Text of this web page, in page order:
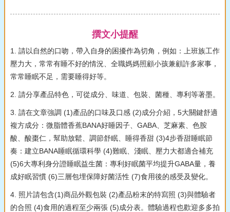
撰文小提醒
1. 請以自然的口吻，帶入自身的困擾作為切角，例如：上班族工作
壓力大，常常有睡不好的情況、全職媽媽照顧小孩兼顧許多家事，
常常睡眠不足，需要睡得好等。
2. 請分享產品特色，可從成分、味道、包裝、菌種、專利等著墨。
3. 請在文章強調 (1)產品的口味及口感 (2)成分介紹，5大關鍵舒適
複方成分：微脂體香蕉BANA好睡因子、GABA、芝麻素、色胺
酸、酸棗仁，幫助放鬆、調節舒眠、睡得香甜 (3)4步香甜睡眠節
奏：建立BANA睡眠循環科學 (4)難眠、淺眠、壓力大都適合補充
(5)6大專利身分證睡眠益生菌：專利好眠菌平均提升GABA量，養
成好眠習慣 (6)三層包埋保障好菌活性 (7)食用後的感受及變化。
4. 照片請包含(1)商品外觀包裝 (2)產品粉末的特寫照 (3)與體驗者
的合照 (4)食用的過程至少兩張 (5)成分表。體驗過程也歡迎多多拍